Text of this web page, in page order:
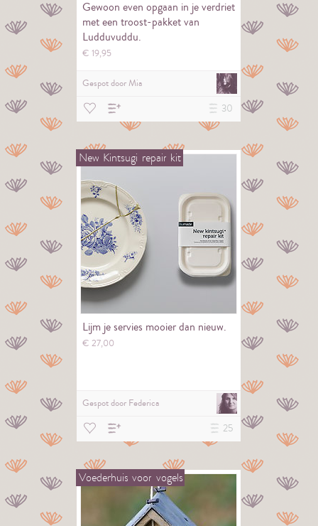
Gewoon even opgaan in je verdriet
met een troost-pakket van
Ludduvuddu.
€ 19,95
Gespot doorMia
30
New Kintsugi repair kit
Lijm je servies mooier dan nieuw.
€27,00
Gespot door Federica
25
Voederhuis voor vogels